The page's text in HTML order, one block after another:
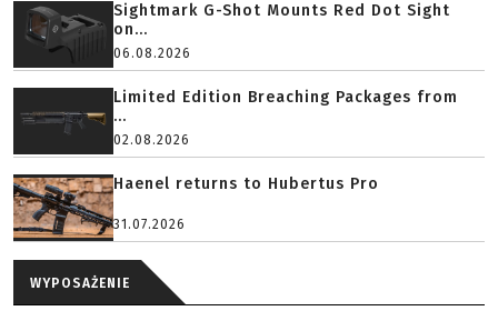
Sightmark G-Shot Mounts Red Dot Sight
on...
06.08.2026
Limited Edition Breaching Packages from
...
02.08.2026
Haenel returns to Hubertus Pro
31.07.2026
WYPOSAŻENIE